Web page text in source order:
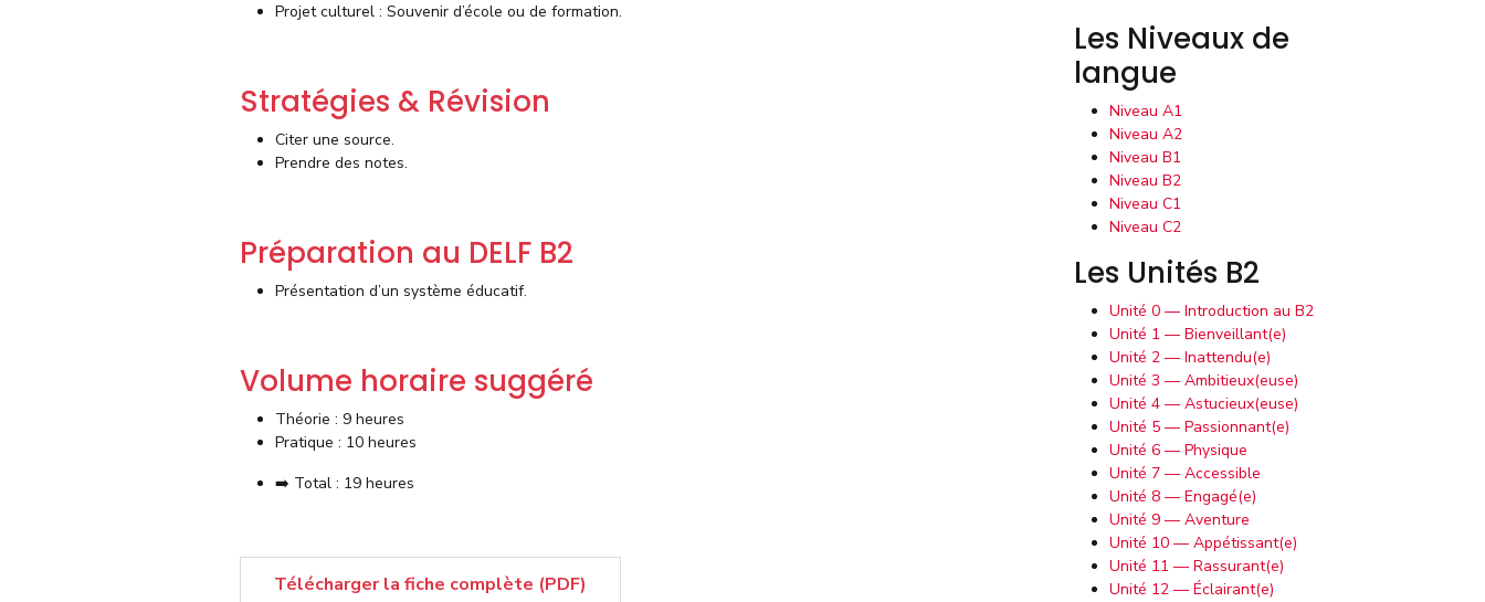
Projet culturel : Souvenir d’école ou de formation.
Stratégies & Révision
Citer une source.
Prendre des notes.
Préparation au DELF B2
Présentation d’un système éducatif.
Volume horaire suggéré
Théorie : 9 heures
Pratique : 10 heures
➡️ Total : 19 heures
Télécharger la fiche complète (PDF)
Les Niveaux de
langue
Niveau A1
Niveau A2
Niveau B1
Niveau B2
Niveau C1
Niveau C2
Les Unités B2
Unité 0 — Introduction au B2
Unité 1 — Bienveillant(e)
Unité 2 — Inattendu(e)
Unité 3 — Ambitieux(euse)
Unité 4 — Astucieux(euse)
Unité 5 — Passionnant(e)
Unité 6 — Physique
Unité 7 — Accessible
Unité 8 — Engagé(e)
Unité 9 — Aventure
Unité 10 — Appétissant(e)
Unité 11 — Rassurant(e)
Unité 12 — Éclairant(e)